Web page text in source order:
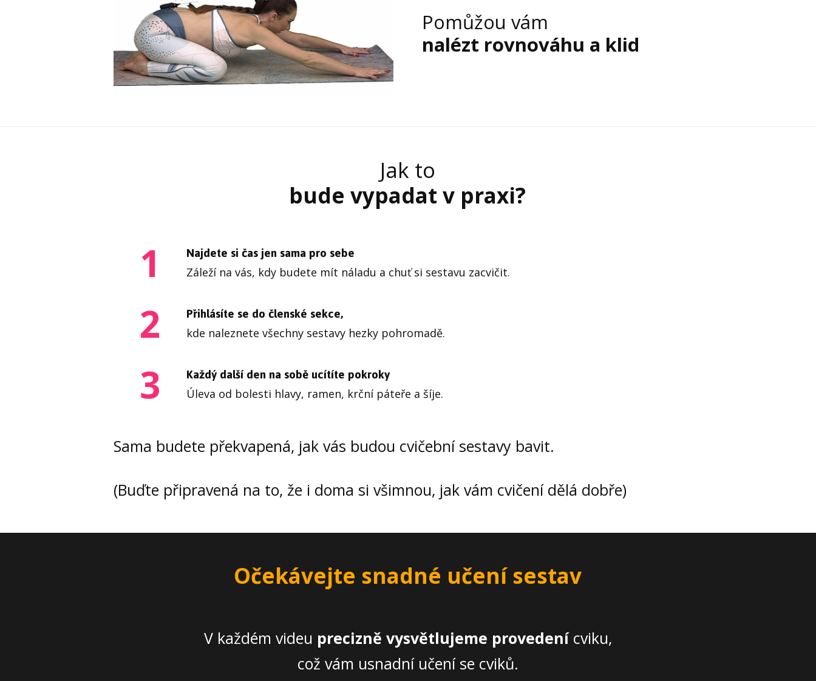
Pomůžou vám
nalézt rovnováhu a klid
Jak to
bude vypadat v praxi?
1 Najdete si čas jen sama pro sebe
Záleží na vás, kdy budete mít náladu a chuť si sestavu zacvičit.
2 Přihlásíte se do členské sekce,
kde naleznete všechny sestavy hezky pohromadě.
3 Každý další den na sobě ucítíte pokroky
Úleva od bolesti hlavy, ramen, krční páteře a šíje.
Sama budete překvapená, jak vás budou cvičební sestavy bavit.
(Buďte připravená na to, že i doma si všimnou, jak vám cvičení dělá dobře)
Očekávejte snadné učení sestav
V každém videu precizně vysvětlujeme provedenícviku,
což vám usnadní učení se cviků.